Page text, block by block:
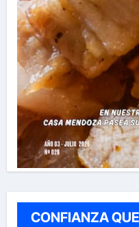
CONFIANZA